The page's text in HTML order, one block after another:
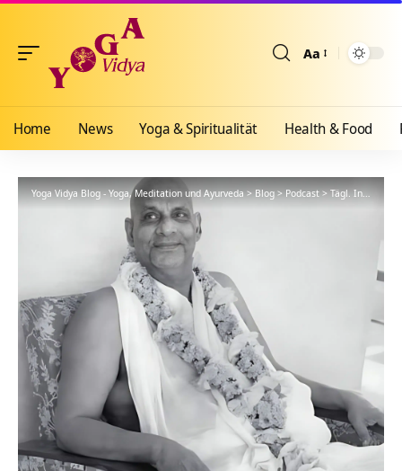
Aa
Home News Yoga & Spiritualität Health & Food
Yoga Vidya Blog - Yoga, Meditation und Ayurveda>Blog>Podcast>Tägl. Inspiration